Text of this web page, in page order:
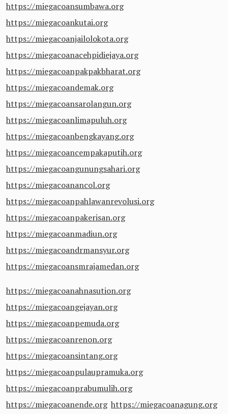
https://miegacoansumbawa.org
https://miegacoankutai.org
https://miegacoanjailolokota.org
https://miegacoanacehpidiejaya.org
https://miegacoanpakpakbharat.org
https://miegacoandemak.org
https://miegacoansarolangun.org
https://miegacoanlimapuluh.org
https://miegacoanbengkayang.org
https://miegacoancempakaputih.org
https://miegacoangunungsahari.org
https://miegacoanancol.org
https://miegacoanpahlawanrevolusi.org
https://miegacoanpakerisan.org
https://miegacoanmadiun.org
https://miegacoandrmansyur.org
https://miegacoansmrajamedan.org
https://miegacoanahnasution.org
https://miegacoangejayan.org
https://miegacoanpemuda.org
https://miegacoanrenon.org
https://miegacoansintang.org
https://miegacoanpulaupramuka.org
https://miegacoanprabumulih.org
https://miegacoanende.org https://miegacoanagung.org